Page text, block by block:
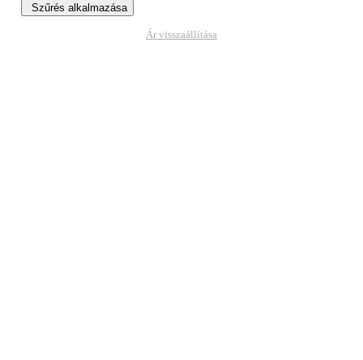
Szűrés alkalmazása
Ár visszaállítása